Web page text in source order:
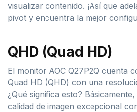
visualizar contenido. ¡Así que
pivot y encuentra la mejor
QHD (Quad HD)
El monitor AOC Q27P2Q cuenta
Quad HD (QHD) con una
¿Qué significa esto?
calidad de imagen excepcional